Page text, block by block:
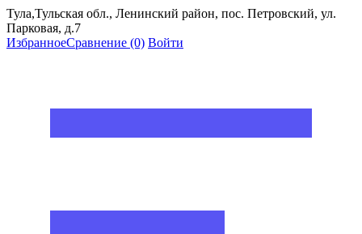
Тула,Тульская обл., Ленинский район, пос. Петровский, ул.
Парковая, д.7
ИзбранноеСравнение (0) Войти